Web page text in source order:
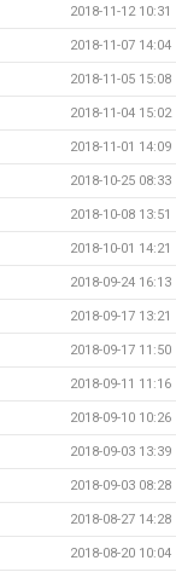
2018-11-12 10:31
2018-11-07 14:04
2018-11-05 15:08
2018-11-04 15:02
2018-11-01 14:09
2018-10-25 08:33
2018-10-08 13:51
2018-10-01 14:21
2018-09-24 16:13
2018-09-17 13:21
2018-09-17 11:50
2018-09-11 11:16
2018-09-10 10:26
2018-09-03 13:39
2018-09-03 08:28
2018-08-27 14:28
2018-08-20 10:04